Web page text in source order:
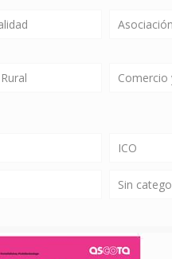
Asociación
Comercio
ICO
Sin